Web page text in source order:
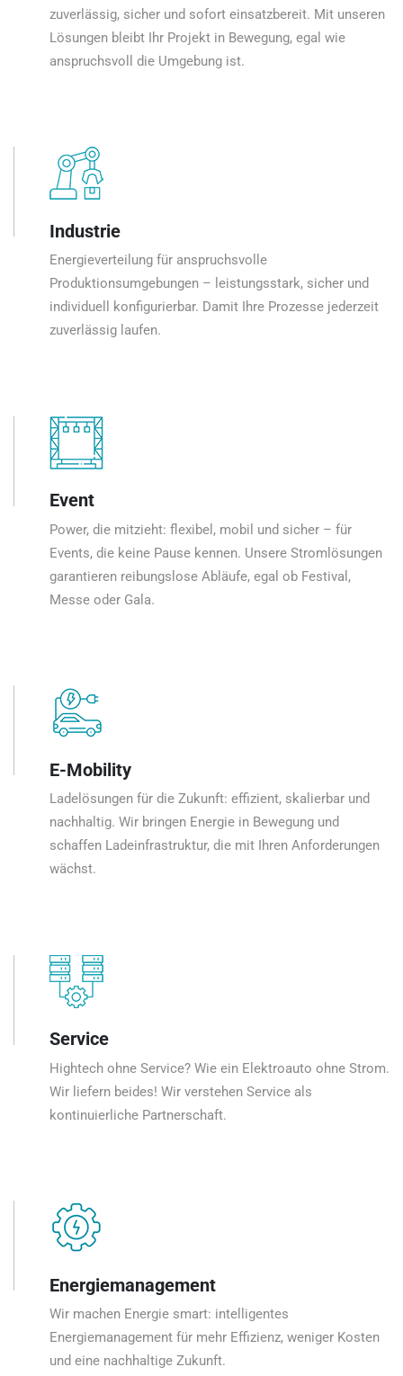
zuverlässig, sicher und sofort einsatzbereit. Mit unseren
Lösungen bleibt Ihr Projekt in Bewegung, egal wie
anspruchsvoll die Umgebung ist.
Industrie
Energieverteilung für anspruchsvolle
Produktionsumgebungen – leistungsstark, sicher und
individuell konfigurierbar. Damit Ihre Prozesse jederzeit
zuverlässig laufen.
Event
Power, die mitzieht: flexibel, mobil und sicher – für
Events, die keine Pause kennen. Unsere Stromlösungen
garantieren reibungslose Abläufe, egal ob Festival,
Messe oder Gala.
E-Mobility
Ladelösungen für die Zukunft: effizient, skalierbar und
nachhaltig. Wir bringen Energie in Bewegung und
schaffen Ladeinfrastruktur, die mit Ihren Anforderungen
wächst.
Service
Hightech ohne Service? Wie ein Elektroauto ohne Strom.
Wir liefern beides! Wir verstehen Service als
kontinuierliche Partnerschaft.
Energiemanagement
Wir machen Energie smart: intelligentes
Energiemanagement für mehr Effizienz, weniger Kosten
und eine nachhaltige Zukunft.